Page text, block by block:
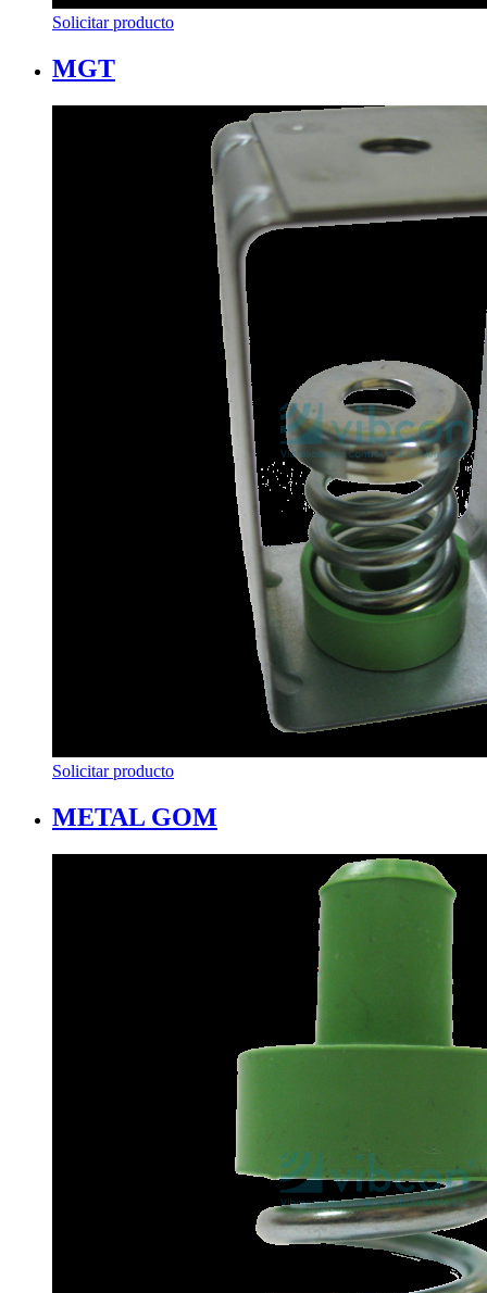
Solicitar producto
MGT
Solicitar producto
METAL GOM